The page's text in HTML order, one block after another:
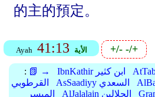
的主的預定。
Ayah 41:13 الأية +/--/+
: 📗 → IbnKathir ابن كثير
القرطوبي
AsSaadiyy السعدي
الميسر
AlJalalain الجلالين